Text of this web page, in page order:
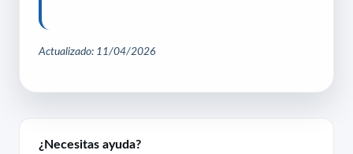
Actualizado: 11/04/2026
¿Necesitas ayuda?